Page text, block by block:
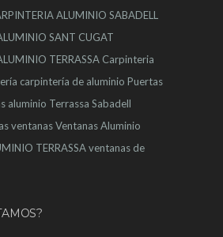
ALUMINIO SABADELL
SANT CUGAT
TERRASSA Carpinteria
carpintería de aluminio Puertas
aluminio Terrassa Sabadell
ventanasVentanas Aluminio
TERRASSAventanas de